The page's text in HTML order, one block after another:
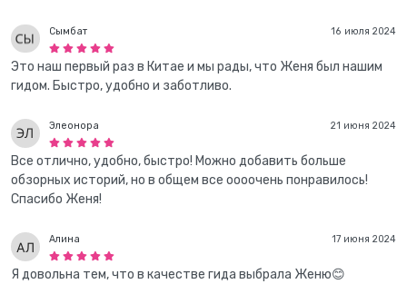
16 июля 2024
Сымбат
Это наш первый раз в Китае и мы рады, что Женя был нашим
гидом. Быстро, удобно и заботливо.
21 июня 2024
Элеонора
Все отлично, удобно, быстро! Можно добавить больше
обзорных историй, но в общем все оооочень понравилось!
Спасибо Женя!
17 июня 2024
Алина
Я довольна тем, что в качестве гида выбрала Женю😊